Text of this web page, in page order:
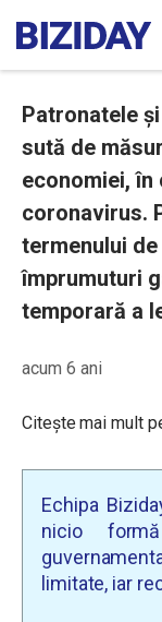
Patronatele
sută de
economiei, în
coronavirus.
termenului
împrumuturi
temporară a
acum 6 ani
Citește mai mult
Echipa
nicio
limitate, iar